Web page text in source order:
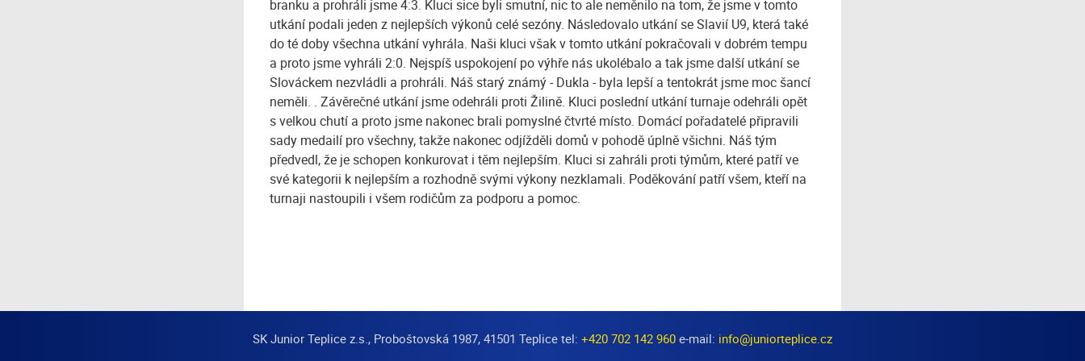
branku a prohráli jsme 4:3. Kluci sice byli smutní, nic to ale neměnilo na tom, že jsme v tomto
utkání podali jeden z nejlepších výkonů celé sezóny. Následovalo utkání se Slavií U9, která také
do té doby všechna utkání vyhrála. Naši kluci však v tomto utkání pokračovali v dobrém tempu
a proto jsme vyhráli 2:0. Nejspíš uspokojení po výhře nás ukolébalo a tak jsme další utkání se
Slováckem nezvládli a prohráli. Náš starý známý - Dukla - byla lepší a tentokrát jsme moc šancí
neměli. . Závěrečné utkání jsme odehráli proti Žilině. Kluci poslední utkání turnaje odehráli opět
s velkou chutí a proto jsme nakonec brali pomyslné čtvrté místo. Domácí pořadatelé připravili
sady medailí pro všechny, takže nakonec odjížděli domů v pohodě úplně všichni. Náš tým
předvedl, že je schopen konkurovat i těm nejlepším. Kluci si zahráli proti týmům, které patří ve
své kategorii k nejlepším a rozhodně svými výkony nezklamali. Poděkování patří všem, kteří na
turnaji nastoupili i všem rodičům za podporu a pomoc.
SK Junior Teplice z.s., Proboštovská 1987, 41501 Teplice tel: +420 702 142 960 e-mail: info@juniorteplice.cz